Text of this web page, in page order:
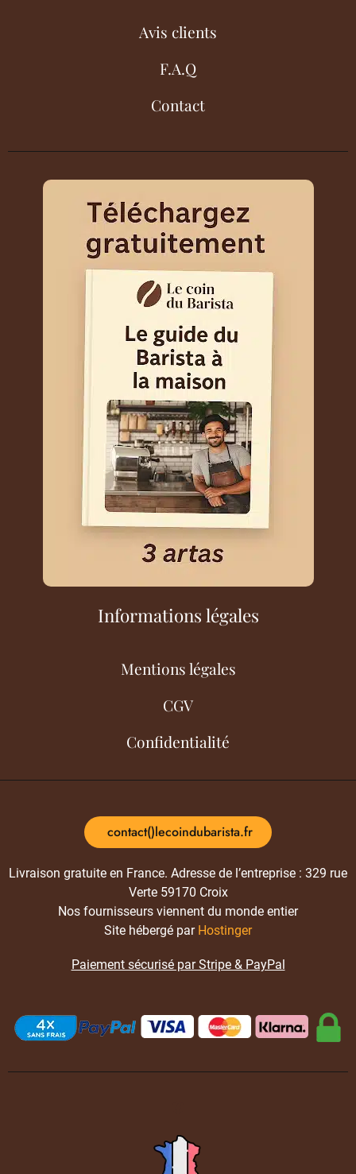
Avis clients
F.A.Q
Contact
Informations légales
Mentions légales
CGV
Confidentialité
contact()lecoindubarista.fr
Livraison gratuite en France. Adresse de l’entreprise : 329 rue
Verte 59170 Croix
Nos fournisseurs viennent du monde entier
Site hébergé par Hostinger
Paiement sécurisé par Stripe & PayPal